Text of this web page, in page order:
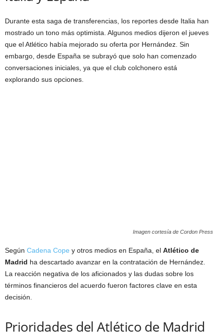
Durante esta saga de transferencias, los reportes desde Italia han
mostrado un tono más optimista. Algunos medios dijeron el jueves
que el Atlético había mejorado su oferta por Hernández. Sin
embargo, desde España se subrayó que solo han comenzado
conversaciones iniciales, ya que el club colchonero está
explorando sus opciones.
Imagen cortesía de Cordon Press
Según Cadena Cope y otros medios en España, el Atlético de
Madrid ha descartado avanzar en la contratación de Hernández.
La reacción negativa de los aficionados y las dudas sobre los
términos financieros del acuerdo fueron factores clave en esta
decisión.
Prioridades del Atlético de Madrid